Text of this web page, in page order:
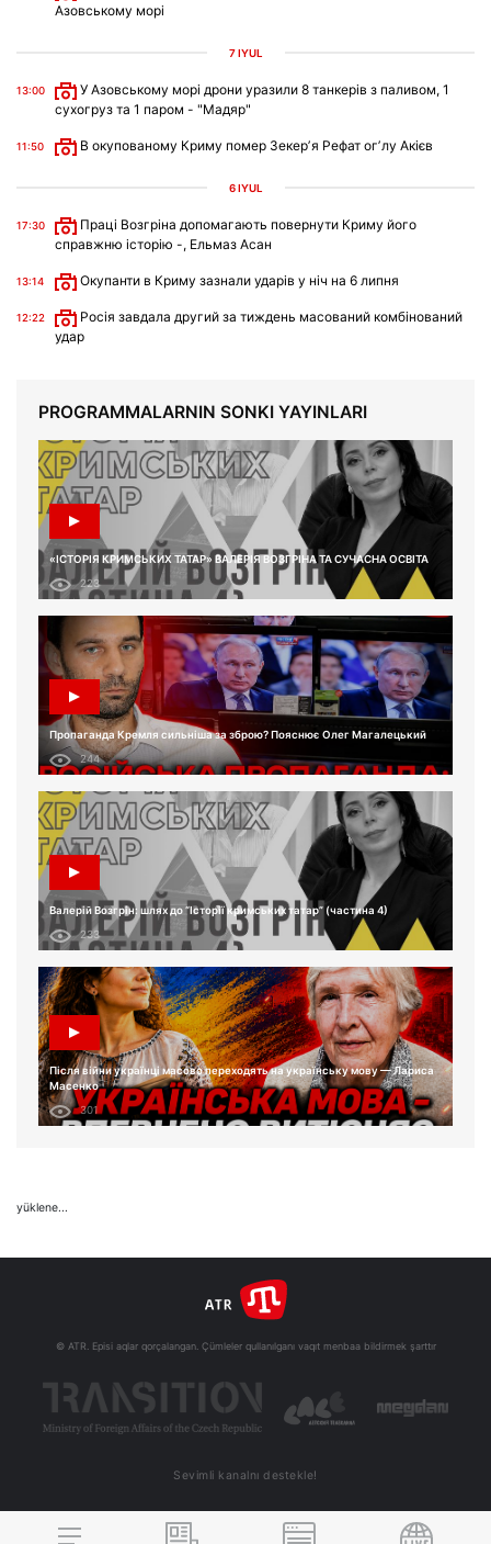
Азовському морі
7 IYÜL
13:00
У Азовському морі дрони уразили 8 танкерів з паливом, 1
сухогруз та 1 паром - "Мадяр"
11:50 В окупованому Криму помер Зекерʼя Рефат огʼлу Акієв
6 IYÜL
17:30
Праці Возгріна допомагають повернути Криму його
справжню історію -, Ельмаз Асан
13:14 Окупанти в Криму зазнали ударів у ніч на 6 липня
12:22
Росія завдала другий за тиждень масований комбінований
удар
PROGRAMMALARNIN SONKI YAYINLARI
«ІСТОРІЯ КРИМСЬКИХ ТАТАР» ВАЛЕРІЯ ВОЗГРІНА ТА СУЧАСНА ОСВІТА
223
Пропаганда Кремля сильніша за зброю? Пояснює Олег Магалецький
244
Валерій Возгрін: шлях до “Історії кримських татар” (частина 4)
233
Після війни українці масово переходять на українську мову — Лариса
Масенко
301
yüklene...
© ATR. Episi aqlar qorçalangan. Çümleler qullanılganı vaqıt menbaa bildirmek şarttır
Sevimli kanalnı destekle!